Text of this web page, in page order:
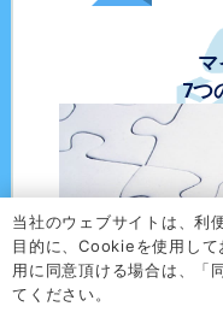
7つ
当社のウェブサイトは、利
目的に、Cookieを使用し
用に同意頂ける場合は、「
てください。